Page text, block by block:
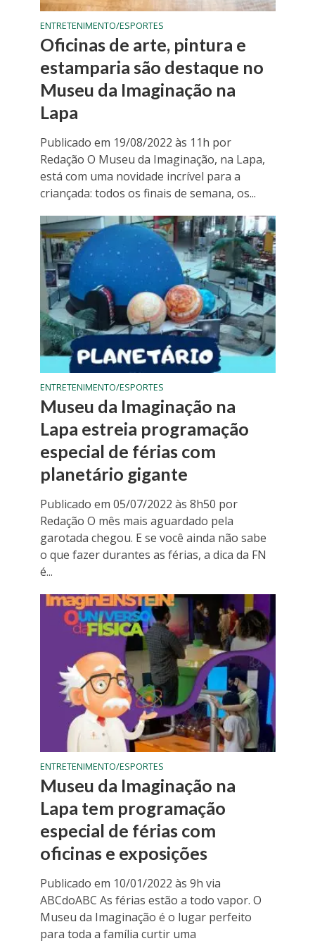
ENTRETENIMENTO/ESPORTES
Oficinas de arte, pintura e
estamparia são destaque no
Museu da Imaginação na
Lapa
Publicado em 19/08/2022 às 11h por
Redação O Museu da Imaginação, na Lapa,
está com uma novidade incrível para a
criançada: todos os finais de semana, os...
ENTRETENIMENTO/ESPORTES
Museu da Imaginação na
Lapa estreia programação
especial de férias com
planetário gigante
Publicado em 05/07/2022 às 8h50 por
Redação O mês mais aguardado pela
garotada chegou. E se você ainda não sabe
o que fazer durantes as férias, a dica da FN
é...
ENTRETENIMENTO/ESPORTES
Museu da Imaginação na
Lapa tem programação
especial de férias com
oficinas e exposições
Publicado em 10/01/2022 às 9h via
ABCdoABC As férias estão a todo vapor. O
Museu da Imaginação é o lugar perfeito
para toda a família curtir uma